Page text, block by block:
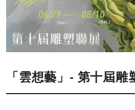
「雲想藝」- 第十屆雕